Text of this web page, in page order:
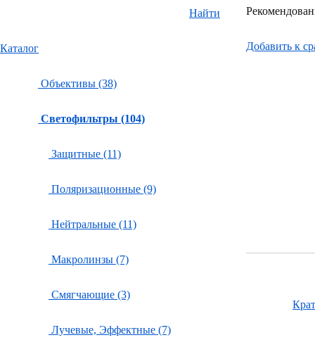
Найти
Каталог
Объективы (38)
Светофильтры (104)
Защитные (11)
Поляризационные (9)
Нейтральные (11)
Макролинзы (7)
Смягчающие (3)
Лучевые, Эффектные (7)
Добавить к